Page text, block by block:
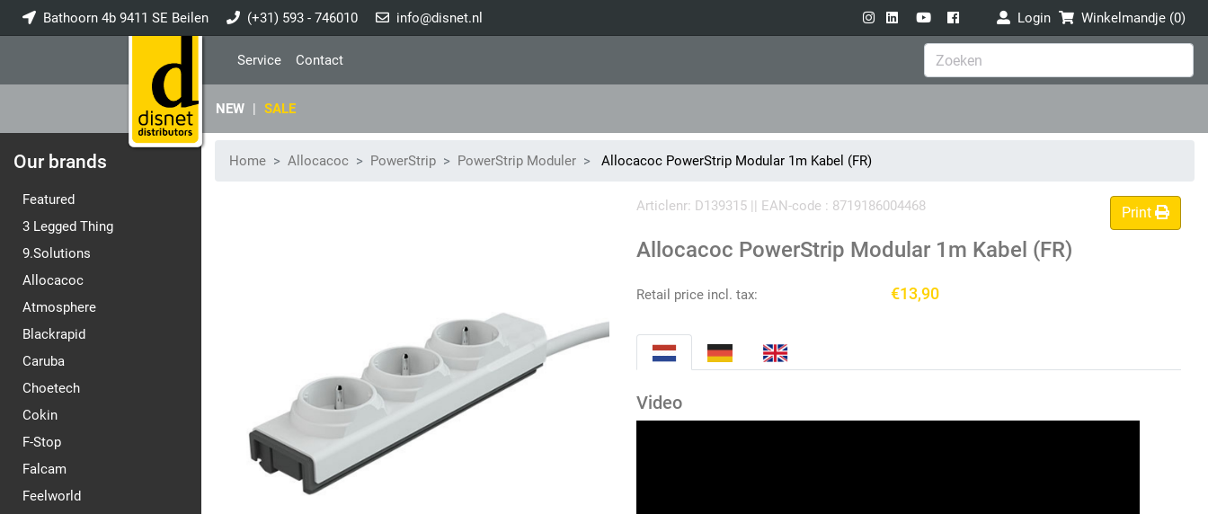
Bathoorn 4b 9411 SE Beilen (+31) 593 - 746010 info@disnet.nl Login Winkelmandje (0)
Service Contact
NEW | SALE
Our brands
Featured
3 Legged Thing
9.Solutions
Allocacoc
Atmosphere
Blackrapid
Caruba
Choetech
Cokin
F-Stop
Falcam
Feelworld
Home Allocacoc PowerStrip PowerStrip Moduler Allocacoc PowerStrip Modular 1m Kabel (FR)
Articlenr: D139315 || EAN-code : 8719186004468 Print
Allocacoc PowerStrip Modular 1m Kabel (FR)
Retail price incl. tax: €13,90
Video